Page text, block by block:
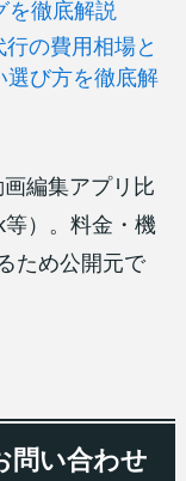
を徹底解説
行の費用相場と
選び方を徹底解
編集アプリ比
）。料金・機
ため公開元で
問い合わせ